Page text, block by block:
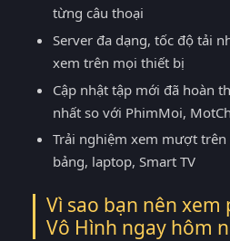
từng câu thoại
Server đa dạng, tốc độ tải
xem trên mọi thiết bị
Cập nhật tập mới đã hoàn
nhất so với PhimMoi,
Trải nghiệm xem mượt
bảng, laptop, Smart TV
Vì sao bạn nên xem
Vô Hình ngay hôm